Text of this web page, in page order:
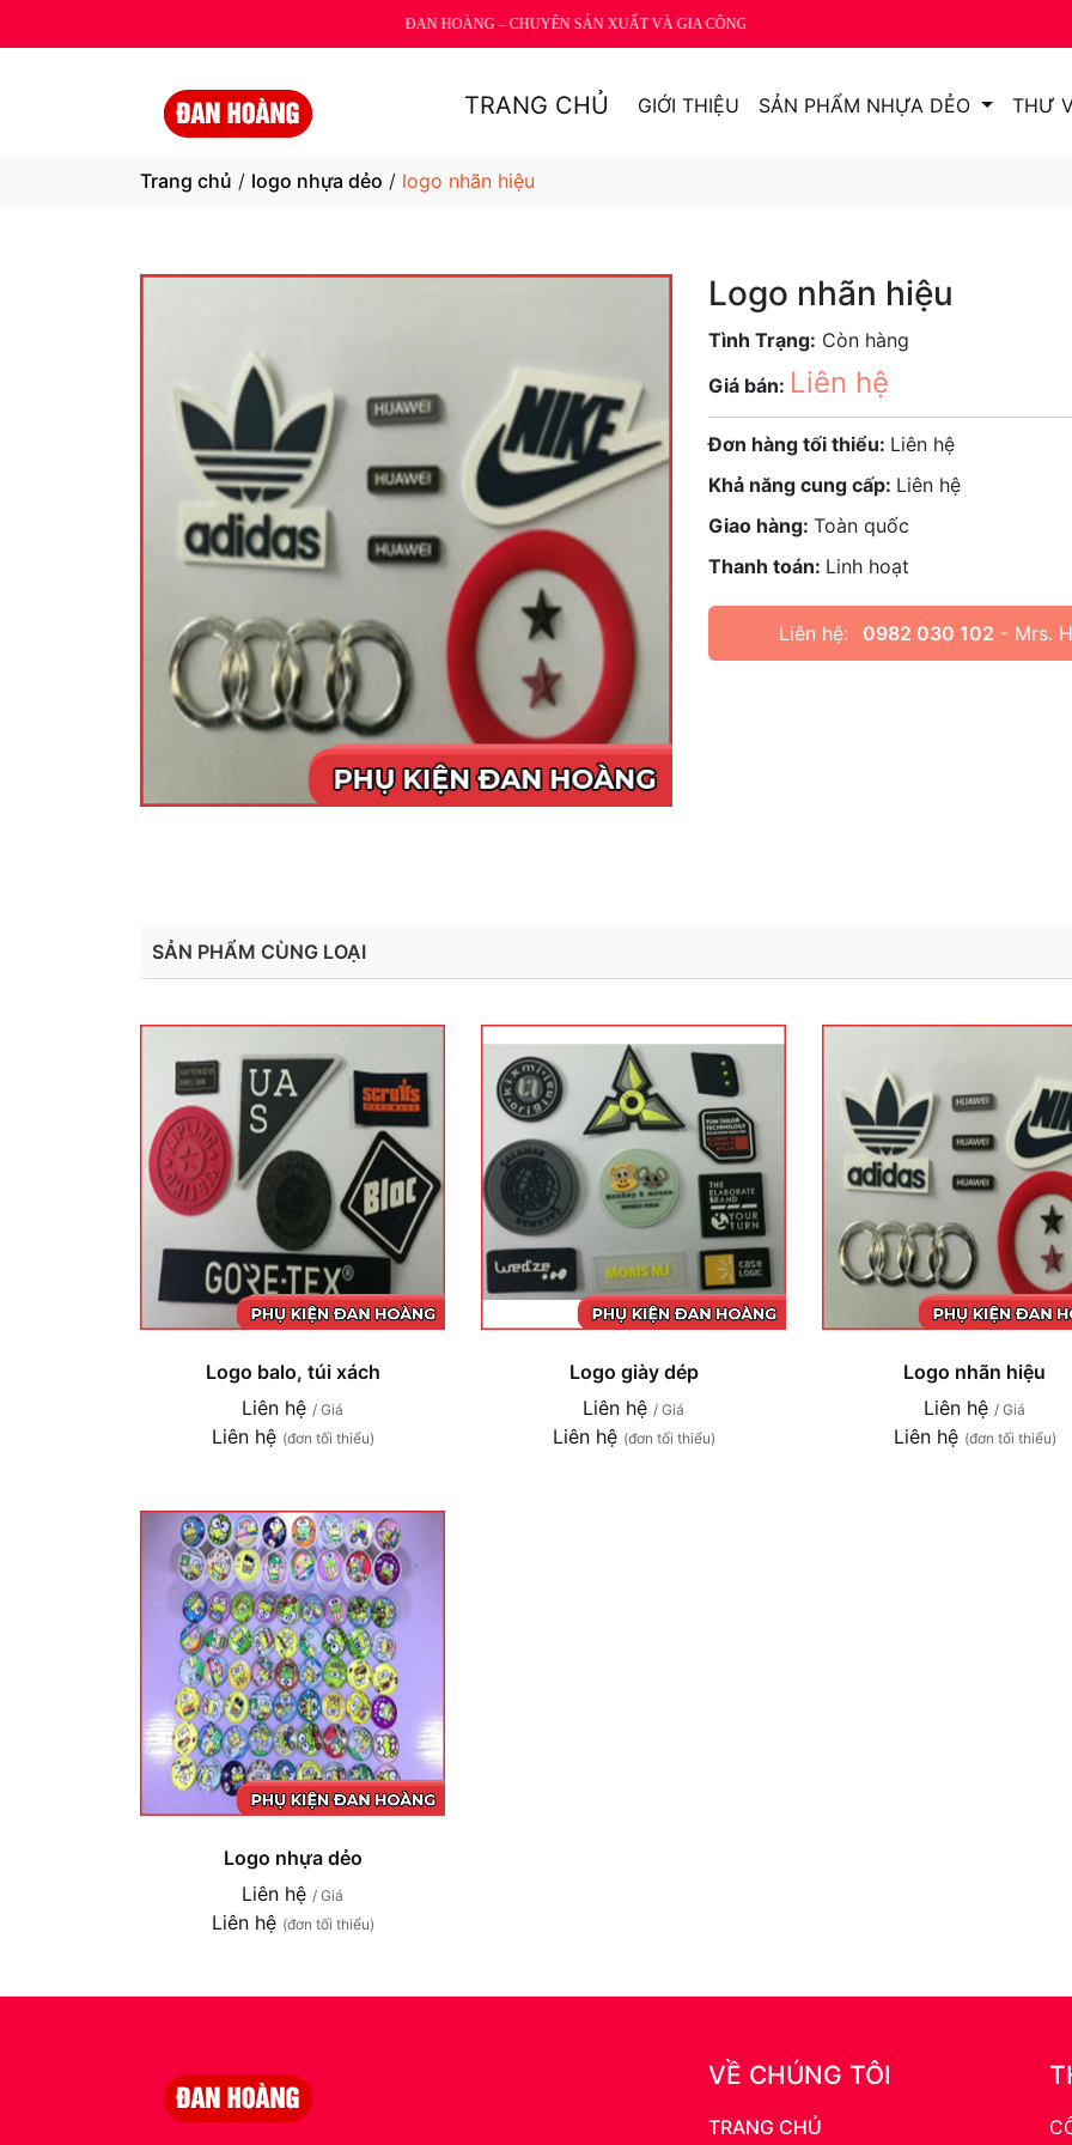
ĐAN HOÀNG – CHUYÊN SẢN XUẤT VÀ GIA CÔNG CÁC LOẠI PHỤ KIỆN TRANG TRÍ BẰNG NHỰA DẺO
TRANG CHỦ GIỚI THIỆU SẢN PHẨM NHỰA DẺO THƯ
Trang chủ / logo nhựa dẻo / logo nhãn hiệu
Logo nhãn hiệu
Tình Trạng: Còn hàng
Giá bán: Liên hệ
Đơn hàng tối thiểu: Liên hệ
Khả năng cung cấp: Liên hệ
Giao hàng: Toàn quốc
Thanh toán: Linh hoạt
Liên hệ: 0982 030 102 - Mrs.
SẢN PHẨM CÙNG LOẠI
Logo balo, túi xách
Liên hệ / Giá
Liên hệ (đơn tối thiểu)
Logo giày dép
Liên hệ / Giá
Liên hệ (đơn tối thiểu)
Logo nhãn hiệu
Liên hệ / Giá
Liên hệ (đơn tối thiểu)
Logo nhựa dẻo
Liên hệ / Giá
Liên hệ (đơn tối thiểu)
VỀ CHÚNG TÔI
TRANG CHỦ